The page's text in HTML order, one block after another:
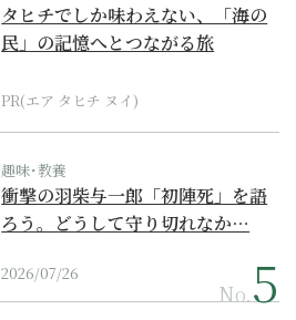
タヒチでしか味わえない、「海の
民」の記憶へとつながる旅
PR(エア タヒチ ヌイ)
趣味･教養
衝撃の羽柴与一郎「初陣死」を語
ろう。どうして守り切れなか…
2026/07/26
No.